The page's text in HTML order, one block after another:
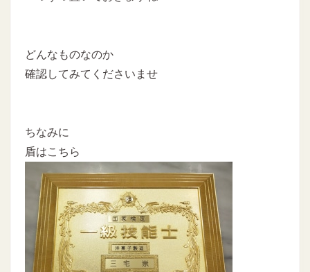
どんなものなのか
確認してみてくださいませ
ちなみに
盾はこちら